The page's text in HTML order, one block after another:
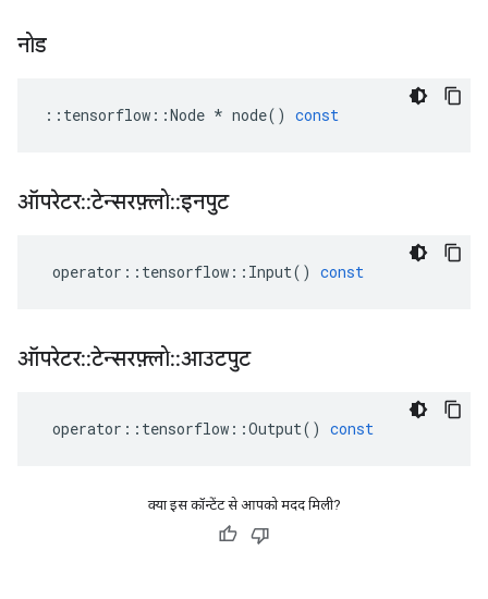
नोड
:: tensorflow ::Node * node() const
ऑपरेटर::टेन्सरफ़्लो::इनपुट
operator :: tensorflow :: Input() const
ऑपरेटर::टेन्सरफ़्लो::आउटपुट
operator :: tensorflow ::Output() const
क्या इस कॉन्टेंट से आपको मदद मिली?